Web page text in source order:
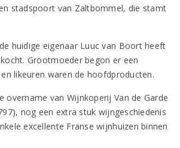
stadspoort van Zaltbommel, die stamt
huidige eigenaar Luuc van Boort heeft
Grootmoeder begon er een
likeuren waren de hoofdproducten.
overname van Wijnkoperij Van de Garde
nog een extra stuk wijngeschiedenis
excellente Franse wijnhuizen binnen